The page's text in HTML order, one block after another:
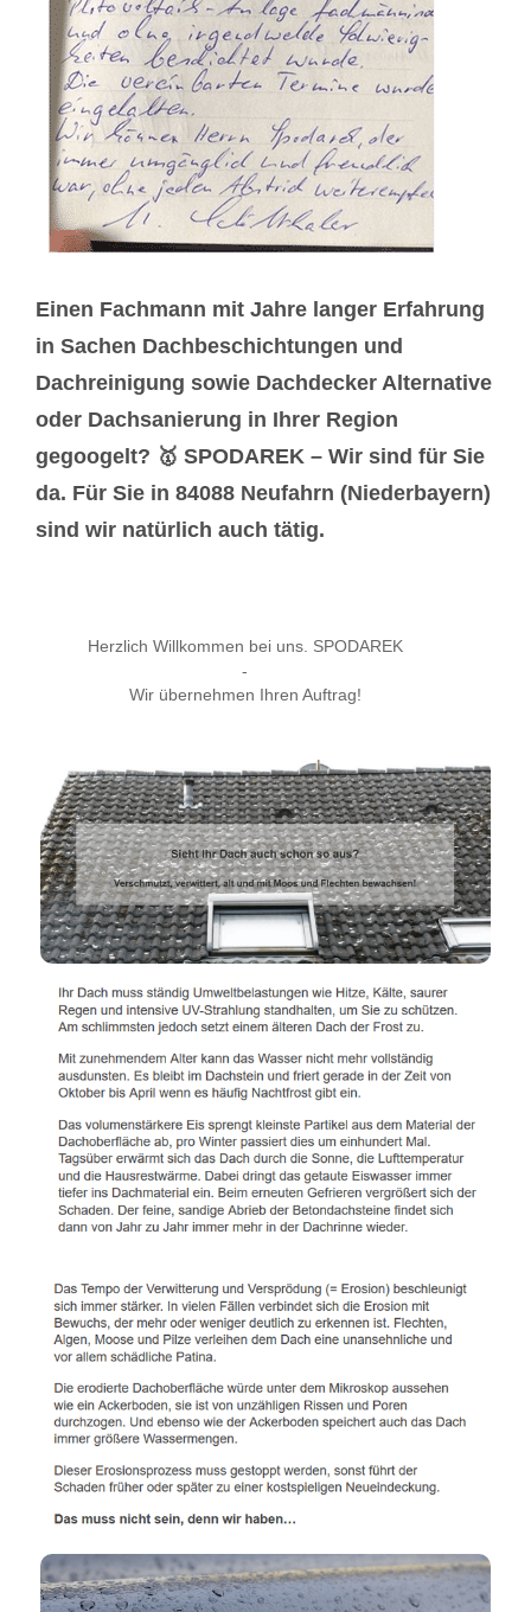
Einen Fachmann mit Jahre langer Erfahrung
in Sachen Dachbeschichtungen und
Dachreinigung sowie Dachdecker Alternative
oder Dachsanierung in Ihrer Region
gegoogelt? 🥇 SPODAREK – Wir sind für Sie
da. Für Sie in 84088 Neufahrn (Niederbayern)
sind wir natürlich auch tätig.
Herzlich Willkommen bei uns. SPODAREK
-
Wir übernehmen Ihren Auftrag!